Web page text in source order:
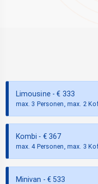
Limousine - € 333
max. 3 Personen, max. 2
Kombi - € 367
max. 4 Personen, max. 3
Minivan - € 533